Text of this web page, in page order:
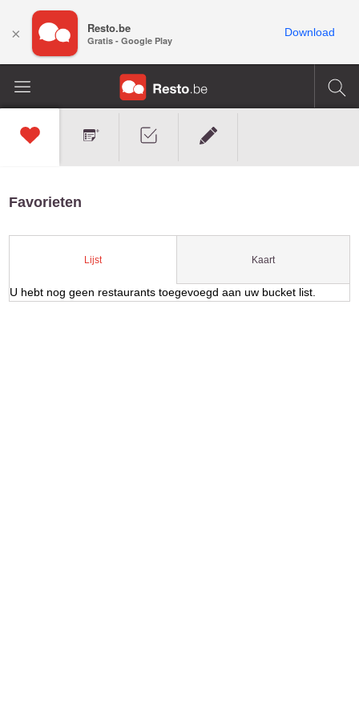
Favorieten
Lijst Kaart
U hebt nog geen restaurants toegevoegd aan uw bucket list.
× Resto.be
Gratis - Google Play
Download